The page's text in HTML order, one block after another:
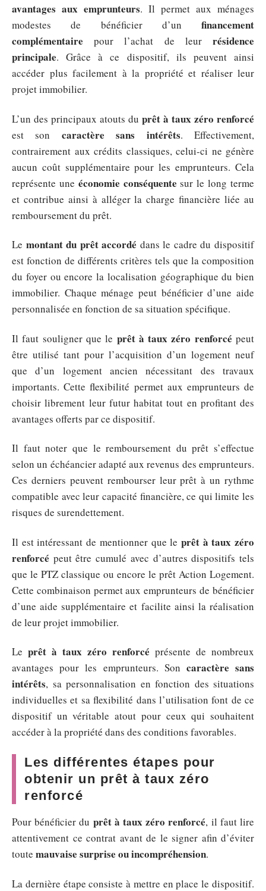
avantages aux emprunteurs. Il permet aux ménages
modestes de bénéficier d’un financement
complémentaire pour l’achat de leur résidence
principale. Grâce à ce dispositif, ils peuvent ainsi
accéder plus facilement à la propriété et réaliser leur
projet immobilier.
L’un des principaux atouts du prêt à taux zéro renforcé
est son caractère sans intérêts. Effectivement,
contrairement aux crédits classiques, celui-ci ne génère
aucun coût supplémentaire pour les emprunteurs. Cela
représente une économie conséquente sur le long terme
et contribue ainsi à alléger la charge financière liée au
remboursement du prêt.
Le montant du prêt accordé dans le cadre du dispositif
est fonction de différents critères tels que la composition
du foyer ou encore la localisation géographique du bien
immobilier. Chaque ménage peut bénéficier d’une aide
personnalisée en fonction de sa situation spécifique.
Il faut souligner que le prêt à taux zéro renforcé peut
être utilisé tant pour l’acquisition d’un logement neuf
que d’un logement ancien nécessitant des travaux
importants. Cette flexibilité permet aux emprunteurs de
choisir librement leur futur habitat tout en profitant des
avantages offerts par ce dispositif.
Il faut noter que le remboursement du prêt s’effectue
selon un échéancier adapté aux revenus des emprunteurs.
Ces derniers peuvent rembourser leur prêt à un rythme
compatible avec leur capacité financière, ce qui limite les
risques de surendettement.
Il est intéressant de mentionner que le prêt à taux zéro
renforcé peut être cumulé avec d’autres dispositifs tels
que le PTZ classique ou encore le prêt Action Logement.
Cette combinaison permet aux emprunteurs de bénéficier
d’une aide supplémentaire et facilite ainsi la réalisation
de leur projet immobilier.
Le prêt à taux zéro renforcé présente de nombreux
avantages pour les emprunteurs. Son caractère sans
intérêts, sa personnalisation en fonction des situations
individuelles et sa flexibilité dans l’utilisation font de ce
dispositif un véritable atout pour ceux qui souhaitent
accéder à la propriété dans des conditions favorables.
Les différentes étapes pour
obtenir un prêt à taux zéro
renforcé
Pour bénéficier du prêt à taux zéro renforcé, il faut lire
attentivement ce contrat avant de le signer afin d’éviter
toute mauvaise surprise ou incompréhension.
La dernière étape consiste à mettre en place le dispositif.